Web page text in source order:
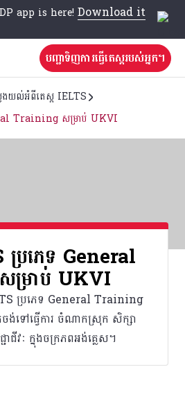
app is here! Download it
បញ្ជាទិញការធ្វើតេស្តរបស់អ្នក។
ងយល់អំពីតេស្ត IELTS
Training សម្រាប់ UKVI
ប្រភេទ General
រាប់ UKVI
ប្រភេទ General Training
ង់ទៅធ្វើការ ចំណាកស្រុក សិក្សា
ាជីវៈ ក្នុងចក្រភពអង់គ្លេស។